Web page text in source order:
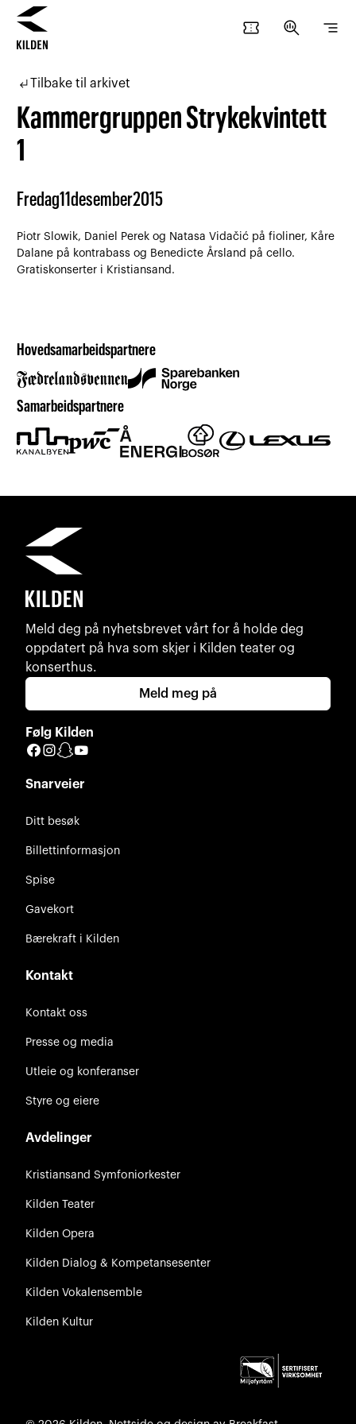
confirmation_number search_insights segment
subdirectory_arrow_leftTilbake til arkivet
Kammergruppen Strykekvintett
1
Fredag11desember2015
Piotr Slowik, Daniel Perek og Natasa Vidačić på fioliner, Kåre
Dalane på kontrabass og Benedicte Årsland på cello.
Gratiskonserter i Kristiansand.
Hovedsamarbeidspartnere
Samarbeidspartnere
Meld deg på nyhetsbrevet vårt for å holde deg
oppdatert på hva som skjer i Kilden teater og
konserthus.
Meld meg på
Følg Kilden
Facebook
Instagram
Snapchat
Snarveier
Ditt besøk
Billettinformasjon
Spise
Gavekort
Bærekraft i Kilden
Kontakt
Kontakt oss
Presse og media
Utleie og konferanser
Styre og eiere
Avdelinger
Kristiansand Symfoniorkester
Kilden Teater
Kilden Opera
Kilden Dialog & Kompetansesenter
Kilden Vokalensemble
Kilden Kultur